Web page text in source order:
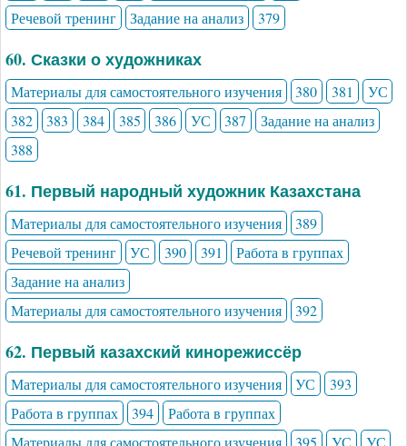
Речевой тренинг
Задание на анализ 379
60. Сказки о художниках
Материалы для самостоятельного изучения 380 381
УС
382
383 384 385 386 УС 387
Задание на анализ
388
61. Первый народный художник Казахстана
Материалы для самостоятельного изучения
389
Речевой тренинг
УС 390 391
Работа в группах
Задание на анализ
Материалы для самостоятельного изучения
392
62. Первый казахский кинорежиссёр
Материалы для самостоятельного изучения УС
393
Работа в группах
394
Работа в группах
Материалы для самостоятельного изучения
395 УС УС